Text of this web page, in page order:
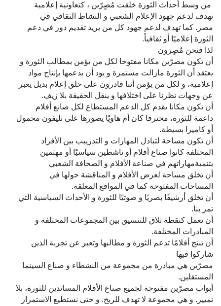
من وسط أحداث الثورة خلقت مُصٍرّين ، كتعاونية إعلامية
تهدف لدعم جهود الإعلام الشعبي و النشاط الثقافي في
مصر. كما تهدف لدعم جهود كل من يريد تقديم دور في دعم
الثورة إعلاميًا أو ثقافياً.
لذا فنحن مٌصٍرون
أن تكون مصرّين مكانا مفتوحا لكل من يؤمن بمطالب الثورة و
يعتقد أن الثورة مازالت مستمرة و يود أن يدعمها بإنتاج مواد
إعلامية، و لكل من يؤمن أننا قادرون على خلق إعلام بديل يعبر
عن وجهات نظرنا على اختلافها و ينقل الحقيقة بلا زيف.
أن تكون مكانا يقدم كل الدعم المستطاع لكل صانع أفلام
داعمة للثورة، محترفا كان أم هاويًا يصورها على تليفون محمول
أو كاميرا بسيطة.
أن تكون مساحة لتبادل المهارات و التدريبب بين الأفراد
المختلفة كانوا صناع أفلام أو ناشطين سياسيًا أو مهتمين
بتنميةمهاراتهم في صناعة الأفلام و الصحافة الشعبي
أن تخلق مساحة لعرض الأفلام و المناقشة حولها في
المساحات المفتوحة كما في المواقع المغلقة.
أن تخلق أرشيفًا بصريًا و صوتيًا للثورة و الأحداث السياسية التي
تمر بنا.
أن تعمل كنقطة تلاق للتنسيق بين المجموعات المختلفة و
المبادرات المختلفة.
أن تنتج أفلامًا تدعم الثورة و مطالبها وتعبر عن تجربة الذين
شاركوا فيها
مصرّين هي مبادرة من مجموعة من النشطاء و صناع السينما
المستقلين.
أبواب مصرّين مفتوحة لجميع صناع الأفلام المساندين للثورة، بلا
تمييز. و هي مجموعة لا تهدف للربح. و حتى نستطيع الاستمرار